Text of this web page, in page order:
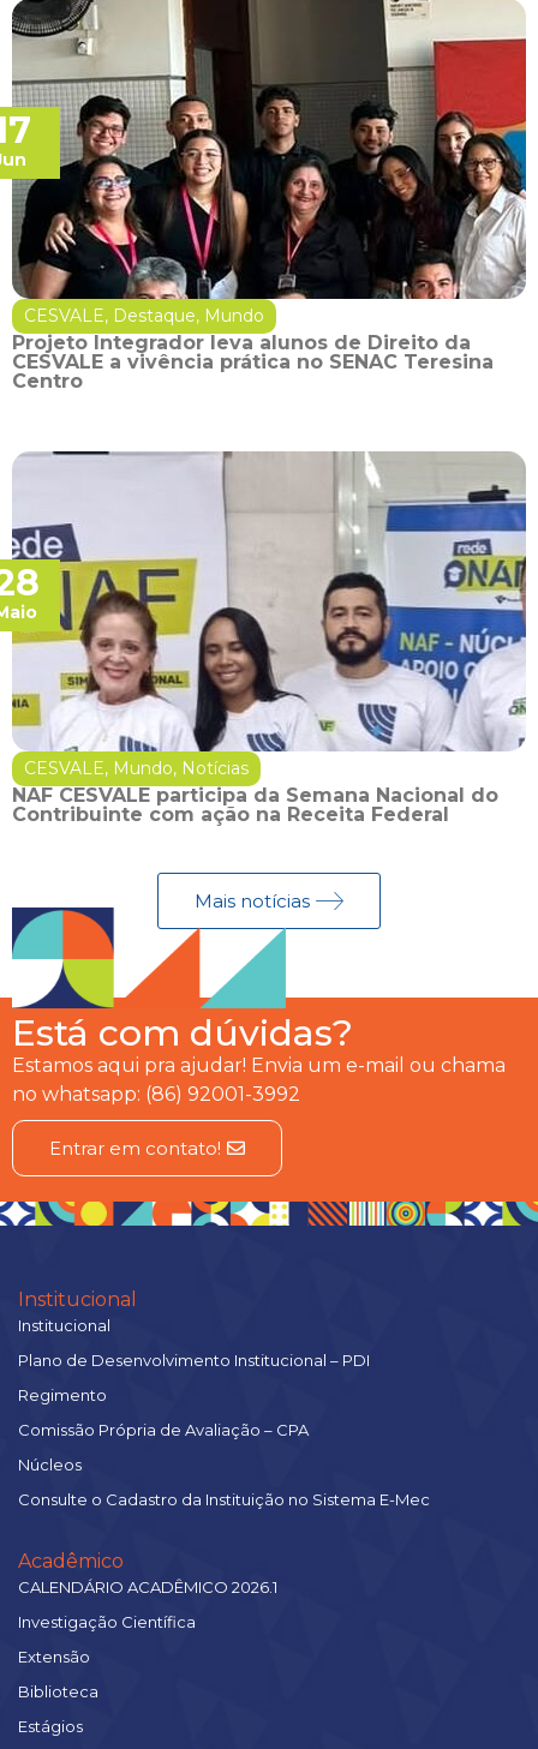
CESVALE, Destaque, Mundo
Projeto Integrador leva alunos de Direito da
CESVALE a vivência prática no SENAC Teresina
Centro
CESVALE, Mundo, Notícias
NAF CESVALE participa da Semana Nacional do
Contribuinte com ação na Receita Federal
Mais notícias
Está com dúvidas?
Estamos aqui pra ajudar! Envia um e-mail ou chama
no whatsapp: (86) 92001-3992
Entrar em contato!
Institucional
Institucional
Plano de Desenvolvimento Institucional – PDI
Regimento
Comissão Própria de Avaliação – CPA
Núcleos
Consulte o Cadastro da Instituição no Sistema E-Mec
Acadêmico
CALENDÁRIO ACADÊMICO 2026.1
Investigação Científica
Extensão
Biblioteca
Estágios